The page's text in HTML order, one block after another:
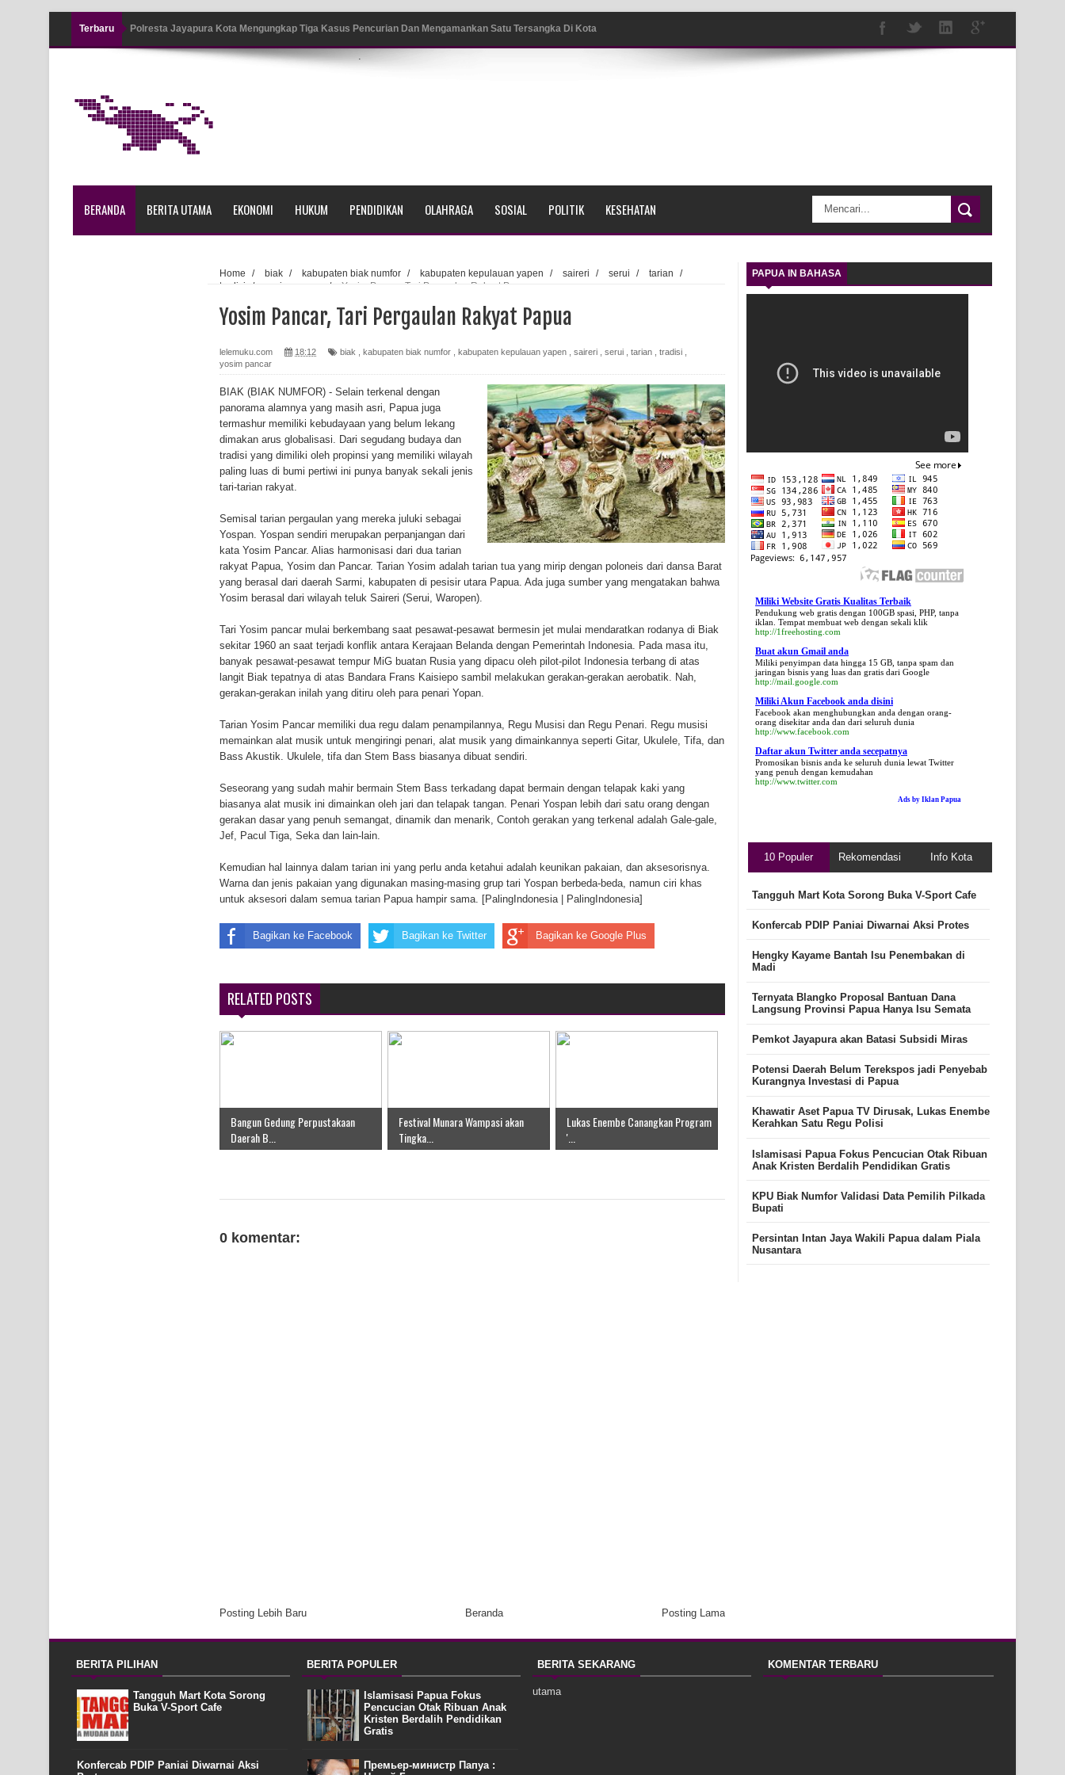
Terbaru Tiga Personel Polresta Jayapura Kota Jalani Sidang BP4R di Jayapura
Kapolresta Jayapura Kota Mengapresiasi Antusiasme Warga Saat Nonton Bareng Final Piala Dunia 2026 di
Kebakaran Hanguskan Satu Rumah di Kompleks Asrama Polisi Sorong
Mama-Mama Pasar Lama Sentani Protes Tumpukan Sampah dengan Menghambur ke Tengah Jalan
Polres Jayapura Terima Laporan Hilangnya Agustina Ester Bonsapia
Marthen Medlama Sebut Pemprov Papua Siapkan 1000 Kuota Beasiswa Mace
BRI Region 18 Jayapura Salurkan Bantuan CSR untuk RS Bhayangkara Polda Papua pada Peringatan Hari
Indonesia Turns Remote Papua Frontier into National Food Belt with Mechanized Rice Expansion
Mentan Tinjau Program Cetak Sawah dan Penanaman Padi di Merauke
Mantan Sekda Jayawijaya Jadi Tersangka Kasus Korupsi Jalan Lingkar
Papuan Artisans Take Center Stage at Indonesia's National Craft Anniversary in Makassar
Presenter TVRI Papua Barat Yanto Idorway Masih Hilang
Air Terjun Memti Pesona Tersembunyi di Kabupaten Pegunungan Arfak
Pencarian Hari Keenam Korban Hanyut di Air Terjun Memti Belum Hasil, Polisi Periksa Saksi dan Kerahkan
Polresta Jayapura Kota Mengungkap Tiga Kasus Pencurian Dan Mengamankan Satu Tersangka Di Kota
.
BERANDA BERITA UTAMA EKONOMI HUKUM PENDIDIKAN OLAHRAGA SOSIAL POLITIK KESEHATAN
Home / biak / kabupaten biak numfor / kabupaten kepulauan yapen / saireri / serui / tarian
/
tradisi
/ yosim pancar / Yosim Pancar, Tari Pergaulan Rakyat Papua
Yosim Pancar, Tari Pergaulan Rakyat Papua
lelemuku.com 18:12 biak kabupaten biak numfor kabupaten kepulauan yapen saireri serui tarian tradisi
yosim pancar
BIAK (BIAK NUMFOR) - Selain terkenal dengan
panorama alamnya yang masih asri, Papua juga
termashur memiliki kebudayaan yang belum lekang
dimakan arus globalisasi. Dari segudang budaya dan
tradisi yang dimiliki oleh propinsi yang memiliki wilayah
paling luas di bumi pertiwi ini punya banyak sekali jenis
tari-tarian rakyat.
Semisal tarian pergaulan yang mereka juluki sebagai
Yospan. Yospan sendiri merupakan perpanjangan dari
kata Yosim Pancar. Alias harmonisasi dari dua tarian
rakyat Papua, Yosim dan Pancar. Tarian Yosim adalah tarian tua yang mirip dengan poloneis dari dansa Barat
yang berasal dari daerah Sarmi, kabupaten di pesisir utara Papua. Ada juga sumber yang mengatakan bahwa
Yosim berasal dari wilayah teluk Saireri (Serui, Waropen).
Tari Yosim pancar mulai berkembang saat pesawat-pesawat bermesin jet mulai mendaratkan rodanya di Biak
sekitar 1960 an saat terjadi konflik antara Kerajaan Belanda dengan Pemerintah Indonesia. Pada masa itu,
banyak pesawat-pesawat tempur MiG buatan Rusia yang dipacu oleh pilot-pilot Indonesia terbang di atas
langit Biak tepatnya di atas Bandara Frans Kaisiepo sambil melakukan gerakan-gerakan aerobatik. Nah,
gerakan-gerakan inilah yang ditiru oleh para penari Yopan.
Tarian Yosim Pancar memiliki dua regu dalam penampilannya, Regu Musisi dan Regu Penari. Regu musisi
memainkan alat musik untuk mengiringi penari, alat musik yang dimainkannya seperti Gitar, Ukulele, Tifa, dan
Bass Akustik. Ukulele, tifa dan Stem Bass biasanya dibuat sendiri.
Seseorang yang sudah mahir bermain Stem Bass terkadang dapat bermain dengan telapak kaki yang
biasanya alat musik ini dimainkan oleh jari dan telapak tangan. Penari Yospan lebih dari satu orang dengan
gerakan dasar yang penuh semangat, dinamik dan menarik, Contoh gerakan yang terkenal adalah Gale-gale,
Jef, Pacul Tiga, Seka dan lain-lain.
Kemudian hal lainnya dalam tarian ini yang perlu anda ketahui adalah keunikan pakaian, dan aksesorisnya.
Warna dan jenis pakaian yang digunakan masing-masing grup tari Yospan berbeda-beda, namun ciri khas
untuk aksesori dalam semua tarian Papua hampir sama. [PalingIndonesia | PalingIndonesia]
Bagikan ke Facebook Bagikan ke Twitter Bagikan ke Google Plus
RELATED POSTS
Bangun Gedung Perpustakaan
Daerah B...
Festival Munara Wampasi akan
Tingka...
Lukas Enembe Canangkan Program
'...
0 komentar:
Posting Lebih Baru Posting Lama
Beranda
PAPUA IN BAHASA
Miliki Website Gratis Kualitas Terbaik
Pendukung web gratis dengan 100GB spasi, PHP, tanpa
iklan. Tempat membuat web dengan sekali klik
http://1freehosting.com
Buat akun Gmail anda
Miliki penyimpan data hingga 15 GB, tanpa spam dan
jaringan bisnis yang luas dan gratis dari Google
http://mail.google.com
Miliki Akun Facebook anda disini
Facebook akan menghubungkan anda dengan orang-
orang disekitar anda dan dari seluruh dunia
http://www.facebook.com
Daftar akun Twitter anda secepatnya
Promosikan bisnis anda ke seluruh dunia lewat Twitter
yang penuh dengan kemudahan
http://www.twitter.com
Ads by Iklan Papua
10 Populer Rekomendasi Info Kota
Tangguh Mart Kota Sorong Buka V-Sport Cafe
Konfercab PDIP Paniai Diwarnai Aksi Protes
Hengky Kayame Bantah Isu Penembakan di
Madi
Ternyata Blangko Proposal Bantuan Dana
Langsung Provinsi Papua Hanya Isu Semata
Pemkot Jayapura akan Batasi Subsidi Miras
Potensi Daerah Belum Terekspos jadi Penyebab
Kurangnya Investasi di Papua
Khawatir Aset Papua TV Dirusak, Lukas Enembe
Kerahkan Satu Regu Polisi
Islamisasi Papua Fokus Pencucian Otak Ribuan
Anak Kristen Berdalih Pendidikan Gratis
KPU Biak Numfor Validasi Data Pemilih Pilkada
Bupati
Persintan Intan Jaya Wakili Papua dalam Piala
Nusantara
BERITA PILIHAN
Tangguh Mart Kota Sorong
Buka V-Sport Cafe
Konfercab PDIP Paniai Diwarnai Aksi
BERITA POPULER
Islamisasi Papua Fokus
Pencucian Otak Ribuan Anak
Kristen Berdalih Pendidikan
Gratis
Премьер-министр Папуа :
BERITA SEKARANG
utama
KOMENTAR TERBARU